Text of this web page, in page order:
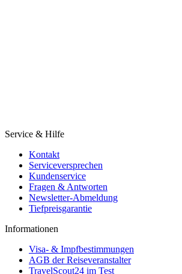
Service & Hilfe
Kontakt
Serviceversprechen
Kundenservice
Fragen & Antworten
Newsletter-Abmeldung
Tiefpreisgarantie
Informationen
Visa- & Impfbestimmungen
AGB der Reiseveranstalter
TravelScout24 im Test